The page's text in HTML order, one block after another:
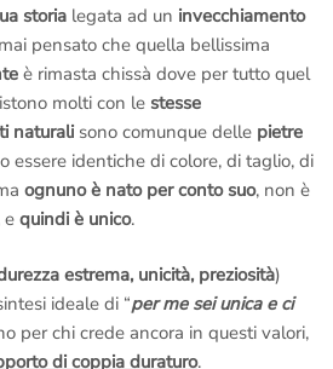
storia legata ad un invecchiamento
pensato che quella bellissima
è rimasta chissà dove per tutto quel
molti con le stesse
naturali sono comunque delle pietre
essere identiche di colore, di taglio, di
ognuno è nato per conto suo, non è
e quindi è unico.
estrema, unicità, preziosità)
ideale di “per me sei unica e ci
per chi crede ancora in questi valori,
di coppia duraturo.